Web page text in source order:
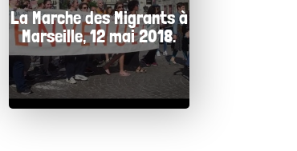
La Marche des Migrants à
Marseille, 12 mai 2018.